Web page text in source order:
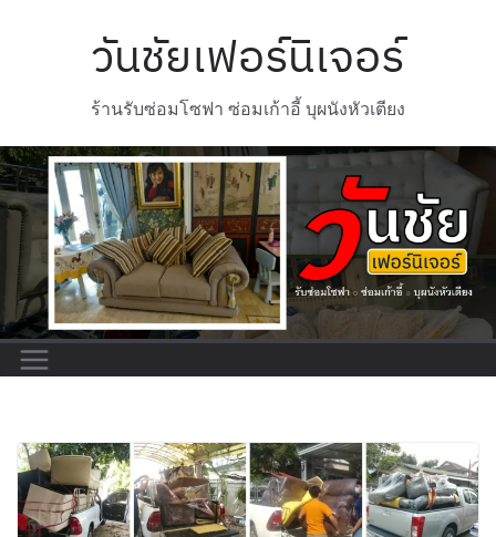
วันชัยเฟอร์นิเจอร์
ร้านรับซ่อมโซฟา ซ่อมเก้าอี้ บุผนังหัวเตียง